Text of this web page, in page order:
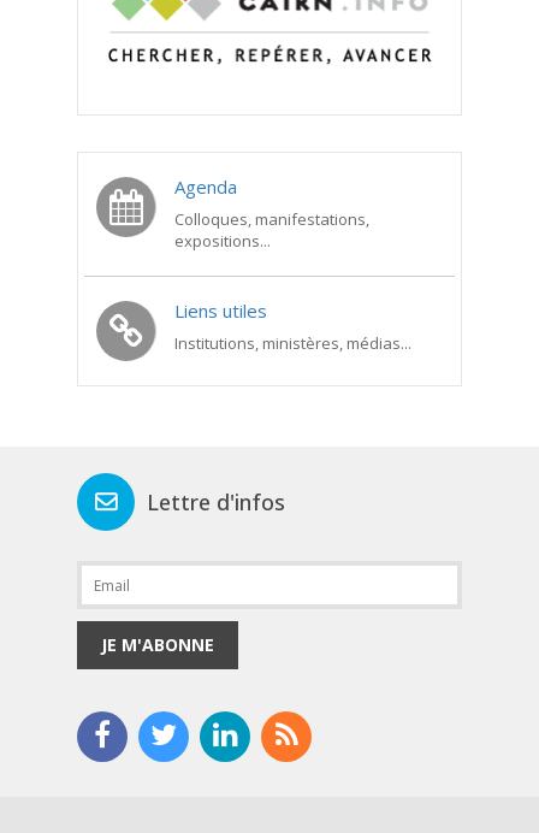
Agenda
Colloques, manifestations,
expositions...
Liens utiles
Institutions, ministères, médias...
Lettre d'infos
JE M'ABONNE